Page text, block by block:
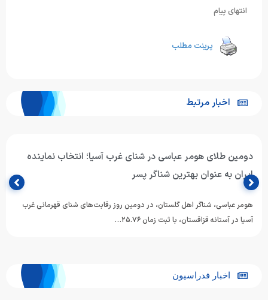
انتهای پیام
پرینت مطلب
اخبار مرتبط
دومین طلای هومر عباسی در شنای غرب آسیا؛ انتخاب نماینده
ایران به عنوان بهترین شناگر پسر
هومر عباسی، شناگر اهل گلستان، در دومین روز رقابت‌های شنای قهرمانی غرب
آسیا در آستانه قزاقستان، با ثبت زمان ۲۵.۷۶…
اخبار فدراسیون